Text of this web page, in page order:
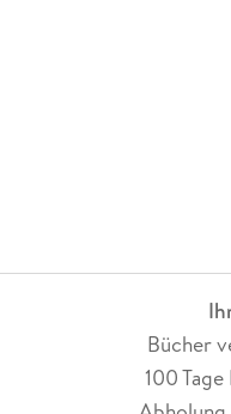
Natur und nachhaltige
Unvergessliche
Sie sich an Ihren Urlaub
Bücher
100